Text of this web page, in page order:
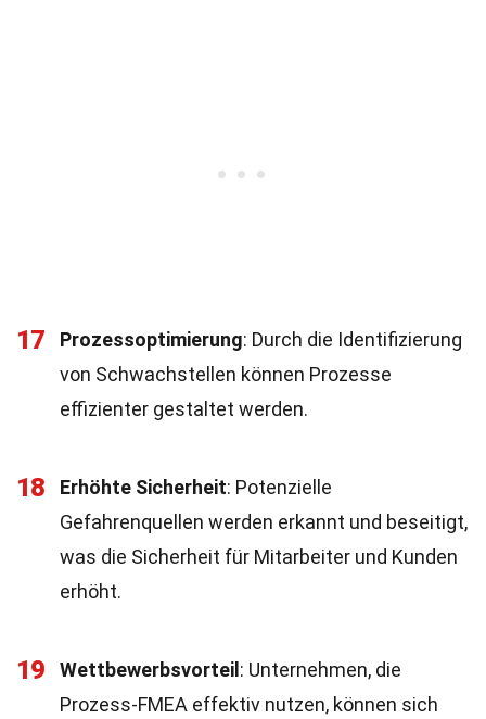
17 Prozessoptimierung: Durch die Identifizierung
von Schwachstellen können Prozesse
effizienter gestaltet werden.
18 Erhöhte Sicherheit: Potenzielle
Gefahrenquellen werden erkannt und beseitigt,
was die Sicherheit für Mitarbeiter und Kunden
erhöht.
19 Wettbewerbsvorteil : Unternehmen, die
Prozess-FMEA effektiv nutzen, können sich